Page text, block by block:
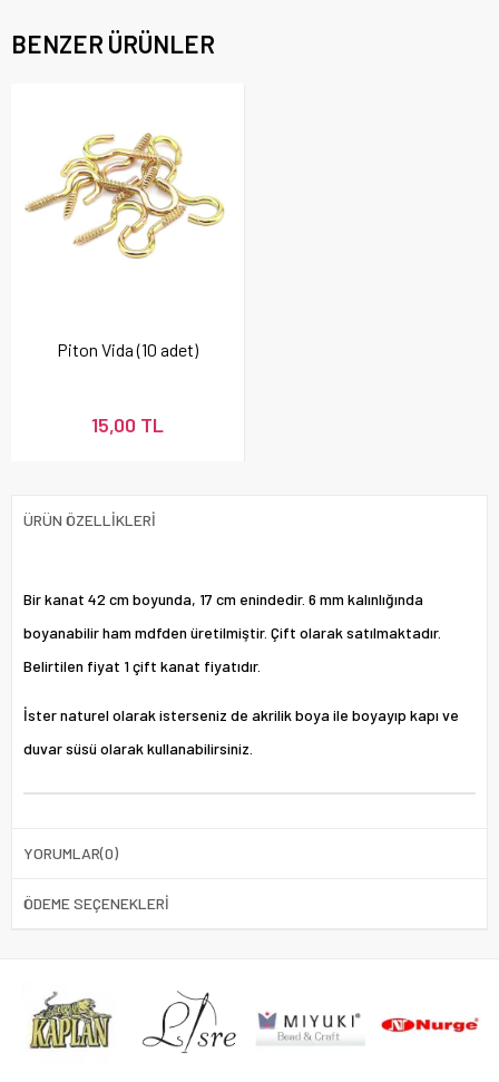
BENZER ÜRÜNLER
Piton Vida (10 adet)
15,00 TL
ÜRÜN ÖZELLIKLERI
Bir kanat 42 cm boyunda, 17 cm enindedir. 6 mm kalınlığında
boyanabilir ham mdfden üretilmiştir. Çift olarak satılmaktadır.
Belirtilen fiyat 1 çift kanat fiyatıdır.
İster naturel olarak isterseniz de akrilik boya ile boyayıp kapı ve
duvar süsü olarak kullanabilirsiniz.
YORUMLAR(0)
ÖDEME SEÇENEKLERI